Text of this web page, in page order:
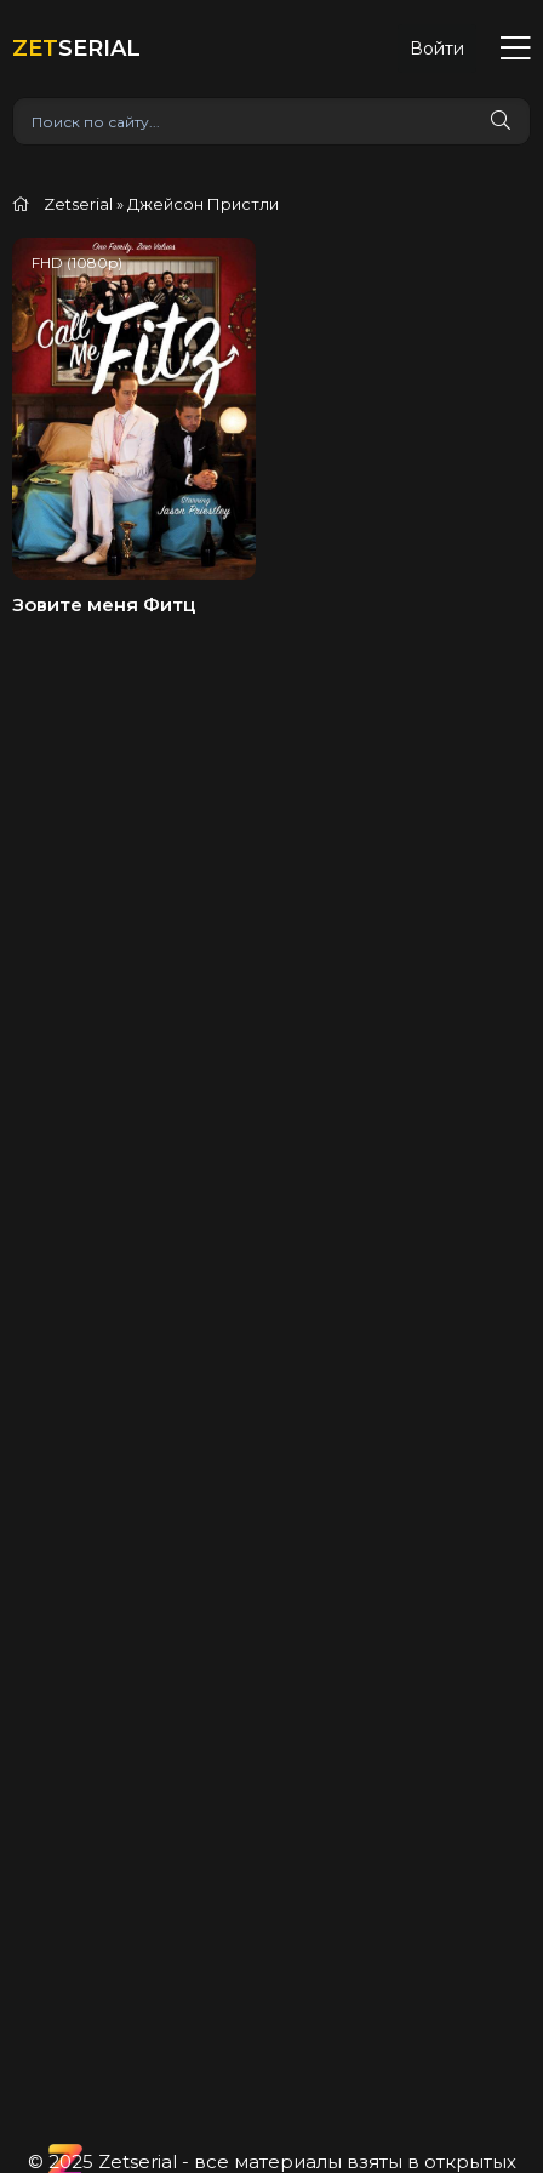
ZETSERIAL Войти
Zetserial » Джейсон Пристли
FHD (1080p)
Зовите меня Фитц
© 2025 Zetserial - все материалы взяты в открытых